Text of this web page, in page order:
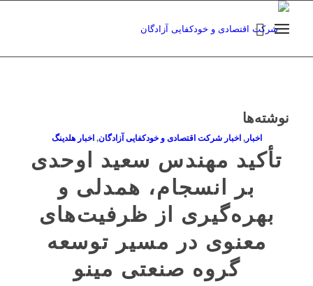
نوشته‌ها
اخبار,اخبار شرکت اقتصادی و خودکفایی آزادگان,اخبار هلدینگ
تأکید مهندس سعید اوحدی
بر انسجام، همدلی و
بهره‌گیری از ظرفیت‌های
معنوی در مسیر توسعه
گروه صنعتی مینو